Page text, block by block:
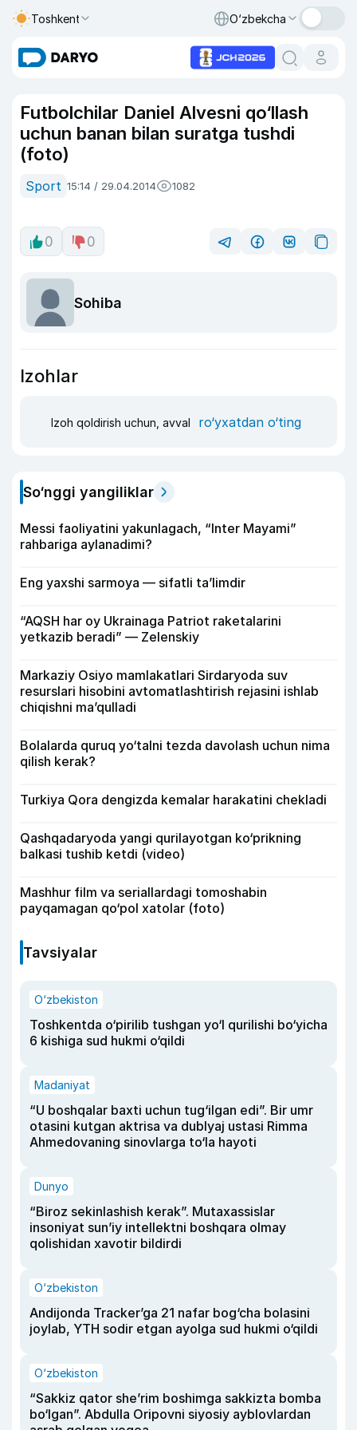
Toshkent O‘zbekcha
Futbolchilar Daniel Alvesni qo‘llash
uchun banan bilan suratga tushdi
(foto)
Sport 15:14 / 29.04.2014 1082
0 0
Sohiba
Izohlar
Izoh qoldirish uchun, avval ro‘yxatdan o‘ting
So‘nggi yangiliklar
Messi faoliyatini yakunlagach, “Inter Mayami”
rahbariga aylanadimi?
Eng yaxshi sarmoya — sifatli ta’limdir
“AQSH har oy Ukrainaga Patriot raketalarini
yetkazib beradi” — Zelenskiy
Markaziy Osiyo mamlakatlari Sirdaryoda suv
resurslari hisobini avtomatlashtirish rejasini ishlab
chiqishni ma’qulladi
Bolalarda quruq yo‘talni tezda davolash uchun nima
qilish kerak?
Turkiya Qora dengizda kemalar harakatini chekladi
Qashqadaryoda yangi qurilayotgan ko‘prikning
balkasi tushib ketdi (video)
Mashhur film va seriallardagi tomoshabin
payqamagan qo‘pol xatolar (foto)
Tavsiyalar
O‘zbekiston
Toshkentda o‘pirilib tushgan yo‘l qurilishi bo‘yicha
6 kishiga sud hukmi o‘qildi
Madaniyat
“U boshqalar baxti uchun tug‘ilgan edi”. Bir umr
otasini kutgan aktrisa va dublyaj ustasi Rimma
Ahmedovaning sinovlarga to‘la hayoti
Dunyo
“Biroz sekinlashish kerak”. Mutaxassislar
insoniyat sun’iy intellektni boshqara olmay
qolishidan xavotir bildirdi
O‘zbekiston
Andijonda Tracker’ga 21 nafar bog‘cha bolasini
joylab, YTH sodir etgan ayolga sud hukmi o‘qildi
O‘zbekiston
“Sakkiz qator she’rim boshimga sakkizta bomba
bo‘lgan”. Abdulla Oripovni siyosiy ayblovlardan